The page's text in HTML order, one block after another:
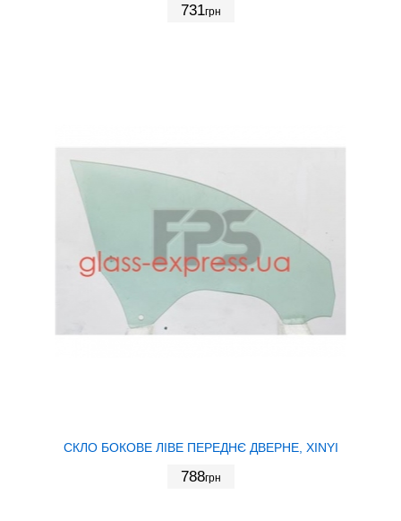
731грн
СКЛО БОКОВЕ ЛІВЕ ПЕРЕДНЄ ДВЕРНЕ, XINYI
788грн